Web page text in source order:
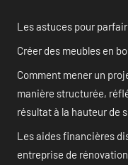
Les astuces pour
Créer des meubles en
Comment mener un
manière structurée,
résultat à la hauteur de
Les aides financières
entreprise de